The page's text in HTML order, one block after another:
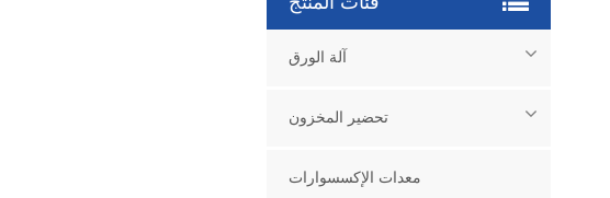
آلة الورق
تحضير المخزون
معدات الإكسسوارات